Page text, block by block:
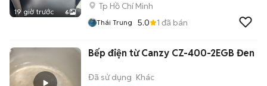
19 giờ trước 6
Tp Hồ Chí Minh
Thái Trung 5.0 1 đã bán
Bếp điện từ Canzy CZ-400-2EGB Đen
Đã sử dụng Khác